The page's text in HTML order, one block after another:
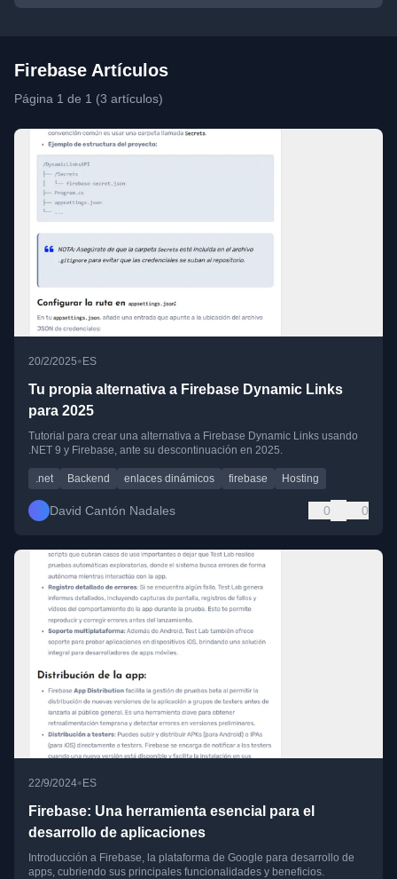
Firebase Artículos
Página 1 de 1 (3 artículos)
20/2/2025• ES
Tu propia alternativa a Firebase Dynamic Links
para 2025
Tutorial para crear una alternativa a Firebase Dynamic Links usando
.NET 9 y Firebase, ante su descontinuación en 2025.
.net Backend enlaces dinámicos firebase Hosting
David Cantón Nadales 0 0
22/9/2024•ES
Firebase: Una herramienta esencial para el
desarrollo de aplicaciones
Introducción a Firebase, la plataforma de Google para desarrollo de
apps, cubriendo sus principales funcionalidades y beneficios.